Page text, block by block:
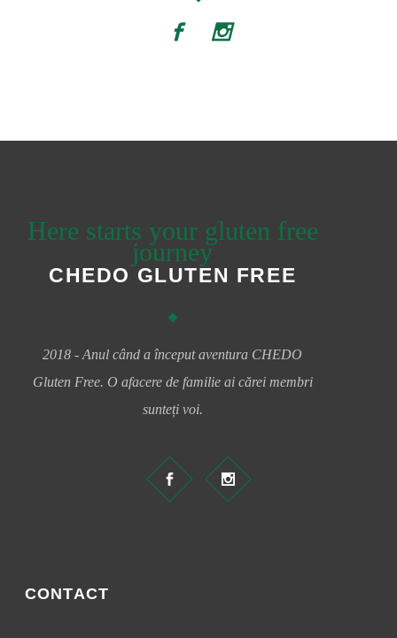
Here starts your gluten free
journey
CHEDO GLUTEN FREE
2018 - Anul când a început aventura CHEDO
Gluten Free. O afacere de familie ai cărei membri
sunteți voi.
CONTACT